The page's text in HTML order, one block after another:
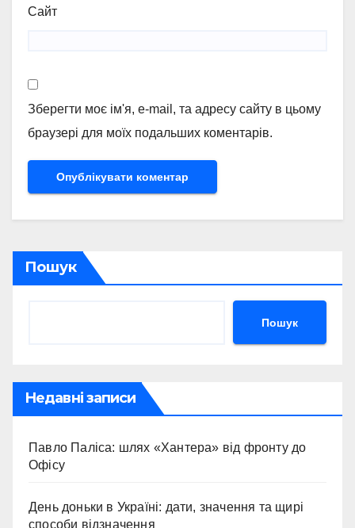
Сайт
Зберегти моє ім'я, e-mail, та адресу сайту в цьому
браузері для моїх подальших коментарів.
Пошук
Пошук
Недавні записи
Павло Паліса: шлях «Хантера» від фронту до
Офісу
День доньки в Україні: дати, значення та щирі
способи відзначення